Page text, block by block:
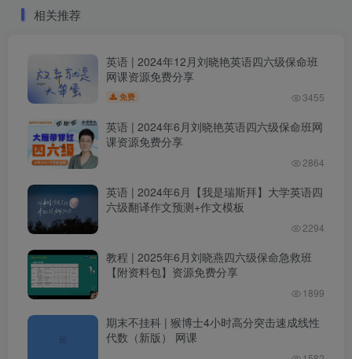
相关推荐
英语 | 2024年12月刘晓艳英语四六级保命班
网课资源免费分享
免费 3455
英语 | 2024年6月刘晓艳英语四六级保命班网
课资源免费分享
2864
英语 | 2024年6月【我是瑞斯拜】大学英语四
六级翻译作文预测+作文模板
2294
教程 | 2025年6月刘晓燕四六级保命急救班
【附资料包】资源免费分享
1899
期末不挂科 | 猴博士4小时高分突击速成线性
代数（新版） 网课